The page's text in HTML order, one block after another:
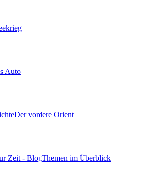
Auto
Der vordere Orient
Zeit - BlogThemen im Überblick